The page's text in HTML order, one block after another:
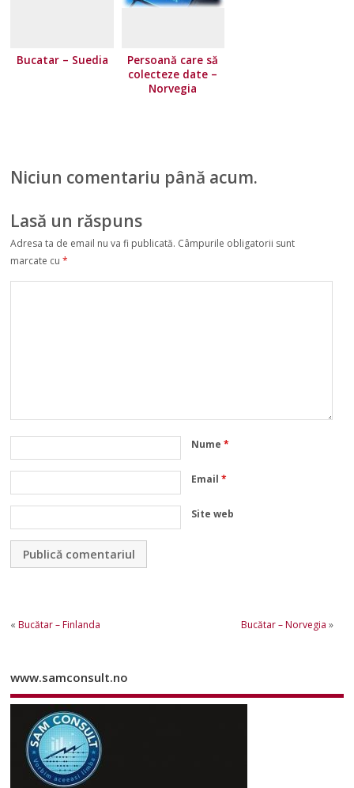
Bucatar – Suedia
Persoană care să
colecteze date –
Norvegia
Niciun comentariu până acum.
Lasă un răspuns
Adresa ta de email nu va fi publicată. Câmpurile obligatorii sunt
marcate cu*
Nume*
Email*
Site web
«Bucătar – Finlanda Bucătar – Norvegia »
www.samconsult.no